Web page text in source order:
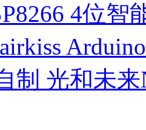
4位智
制 光和未来